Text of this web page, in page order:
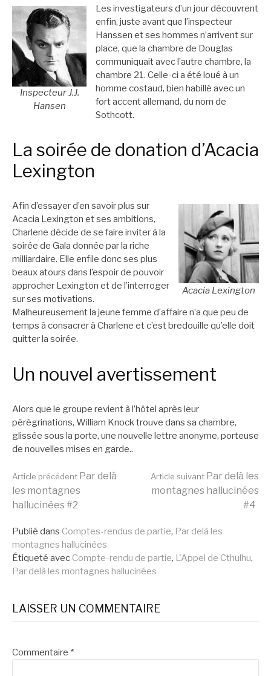
Inspecteur J.J.
Hansen
Les investigateurs d’un jour découvrent
enfin, juste avant que l’inspecteur
Hanssen et ses hommes n’arrivent sur
place, que la chambre de Douglas
communiquait avec l’autre chambre, la
chambre 21. Celle-ci a été loué à un
homme costaud, bien habillé avec un
fort accent allemand, du nom de
Sothcott.
La soirée de donation d’Acacia
Lexington
Acacia Lexington
Afin d’essayer d’en savoir plus sur
Acacia Lexington et ses ambitions,
Charlene décide de se faire inviter à la
soirée de Gala donnée par la riche
milliardaire. Elle enfile donc ses plus
beaux atours dans l’espoir de pouvoir
approcher Lexington et de l’interroger
sur ses motivations.
Malheureusement la jeune femme d’affaire n’a que peu de
temps à consacrer à Charlene et c’est bredouille qu’elle doit
quitter la soirée.
Un nouvel avertissement
Alors que le groupe revient à l’hôtel après leur
pérégrinations, William Knock trouve dans sa chambre,
glissée sous la porte, une nouvelle lettre anonyme, porteuse
de nouvelles mises en garde..
Lire
la
suite
Article précédent Par delà
les montagnes
hallucinées #2
Article suivant Par delà les
montagnes hallucinées
#4
Publié dans Comptes-rendus de partie, Par delà les
montagnes hallucinées
Étiqueté avec Compte-rendu de partie, L'Appel de Cthulhu,
Par delà les montagnes hallucinées
LAISSER UN COMMENTAIRE
Commentaire *